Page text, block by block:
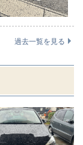
過去一覧を見る